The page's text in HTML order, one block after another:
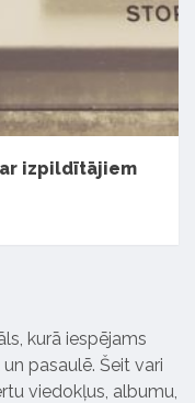
izpildītājiem
kurā iespējams
pasaulē. Šeit vari
viedokļus, albumu,